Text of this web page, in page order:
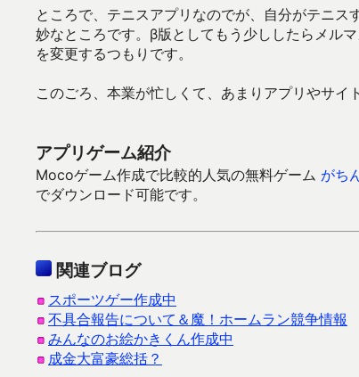
ところで、テニスアプリなのでが、自分がテニ
妙なところです。β版としてもう少ししたらメル
を変更するつもりです。
このごろ、本業が忙しくて、あまりアプリやサイ
アプリゲーム紹介
Mocoゲーム作成で比較的人気の無料ゲーム がち
でダウンロード可能です。
関連ブログ
スポーツゲー作成中
不具合報告について＆魔！ホームラン競争情報
みんなのお絵かきくん作成中
成金大富豪総括？